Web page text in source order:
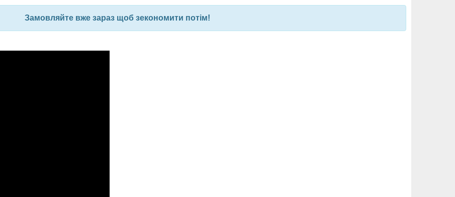
Замовляйте вже зараз щоб зекономити потім!